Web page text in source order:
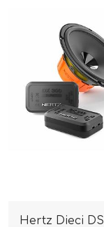
Hertz Dieci